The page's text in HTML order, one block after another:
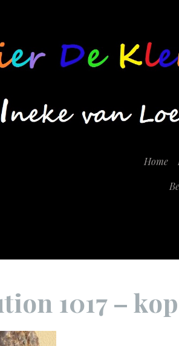
Home
1017 –